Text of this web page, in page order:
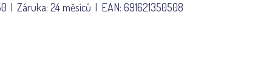
Záruka: 24 měsíců EAN: 691621350508